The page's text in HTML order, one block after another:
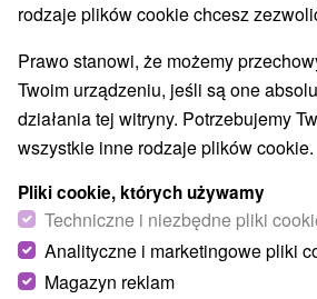
rodzaje plików cookie chcesz
Prawo stanowi, że możemy
Twoim urządzeniu, jeśli są one
działania tej witryny. Potrzebujemy
wszystkie inne rodzaje plików cookie.
Pliki cookie, których używamy
Techniczne i niezbędne pliki
Analityczne i marketingowe pliki
Magazyn reklam